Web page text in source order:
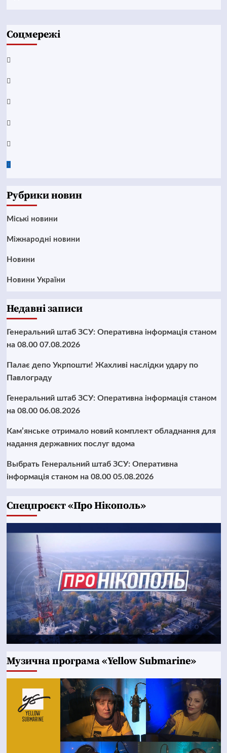
Соцмережі
Facebook
YouTube
Telegram
Instagram
Twitter
Google
Рубрики новин
Mіські новини
Міжнародні новини
Новини
Новини України
Недавні записи
Генеральний штаб ЗСУ: Оперативна інформація станом
на 08.00 07.08.2026
Палає депо Укрпошти! Жахливі наслідки удару по
Павлограду
Генеральний штаб ЗСУ: Оперативна інформація станом
на 08.00 06.08.2026
Кам’янське отримало новий комплект обладнання для
надання державних послуг вдома
Выбрать Генеральний штаб ЗСУ: Оперативна
інформація станом на 08.00 05.08.2026
Cпецпроєкт «Про Нікополь»
Музична програма «Yellow Submarine»